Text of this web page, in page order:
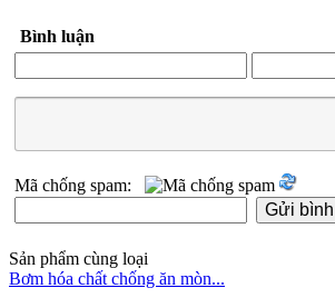
Bình luận
Mã chống spam:
Sản phẩm cùng loại
Bơm hóa chất chống ăn mòn...